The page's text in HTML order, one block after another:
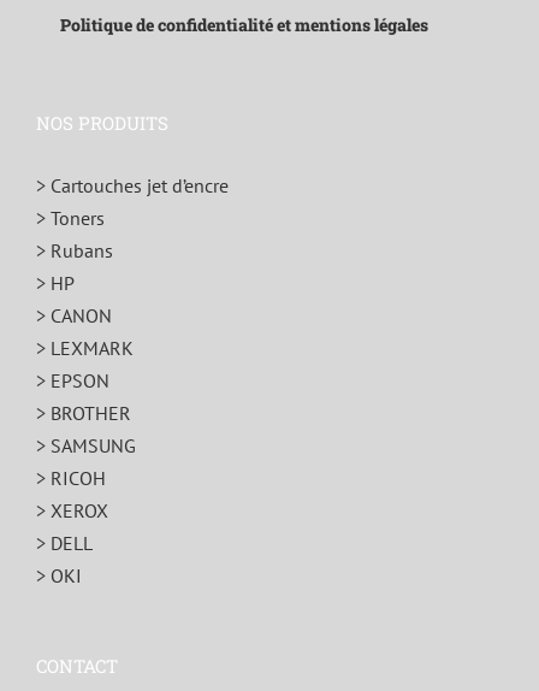
Politique de confidentialité et mentions légales
NOS PRODUITS
> Cartouches jet d’encre
> Toners
> Rubans
> HP
> CANON
> LEXMARK
> EPSON
> BROTHER
> SAMSUNG
> RICOH
> XEROX
> DELL
> OKI
CONTACT